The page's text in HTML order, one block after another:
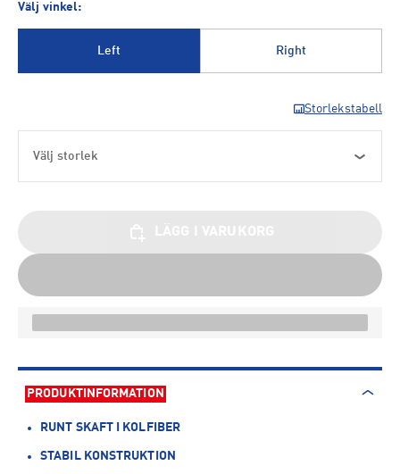
Välj vinkel:
Left Right
Storlekstabell
Välj storlek
PRODUKTINFORMATION
RUNT SKAFT I KOLFIBER
STABIL KONSTRUKTION